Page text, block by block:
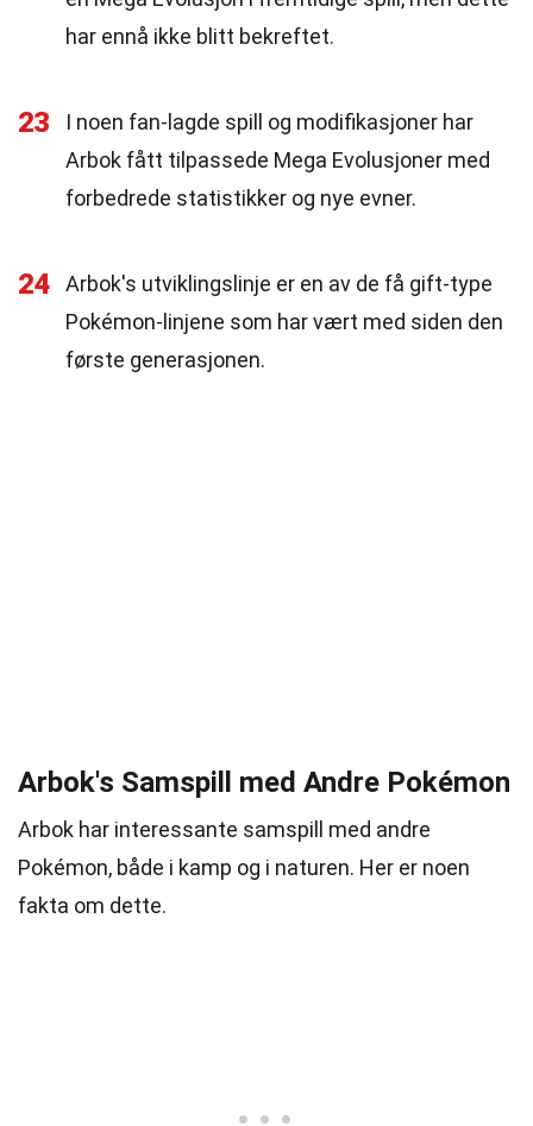
har ennå ikke blitt bekreftet.
23
I noen fan-lagde spill og modifikasjoner har
Arbok fått tilpassede Mega Evolusjoner med
forbedrede statistikker og nye evner.
24
Arbok's utviklingslinje er en av de få gift-type
Pokémon-linjene som har vært med siden den
første generasjonen.
Arbok's Samspill med Andre Pokémon
Arbok har interessante samspill med andre
Pokémon, både i kamp og i naturen. Her er noen
fakta om dette.